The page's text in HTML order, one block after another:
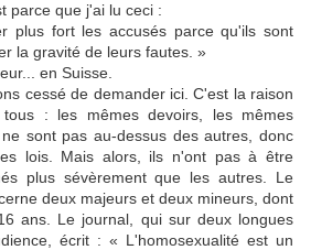
parce que j'ai lu ceci :
plus fort les accusés parce qu'ils sont
la gravité de leurs fautes. »
en Suisse.
cessé de demander ici. C'est la raison
: les mêmes devoirs, les mêmes
sont pas au-dessus des autres, donc
lois. Mais alors, ils n'ont pas à être
plus sévèrement que les autres. Le
deux majeurs et deux mineurs, dont
ans. Le journal, qui sur deux longues
écrit : « L'homosexualité est un